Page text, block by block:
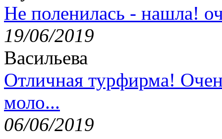
Не поленилась - нашла!
19/06/2019
Васильева
Отличная турфирма!
моло...
06/06/2019